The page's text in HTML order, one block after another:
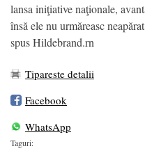
lansa iniţiative naţionale,
însă ele nu urmăreasc
spus Hildebrand.rn
Tipareste detalii
Facebook
WhatsApp
Taguri: